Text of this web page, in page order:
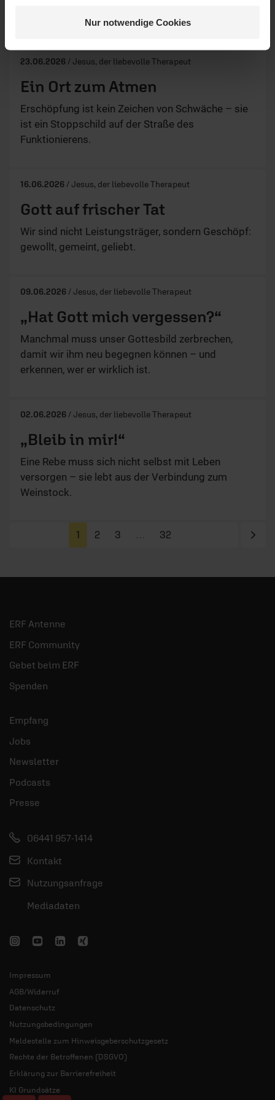
Nur notwendige Cookies
wiederzufinden.
23.06.2026 / Jesus, der liebevolle Therapeut
Ein Ort zum Atmen
Erschöpfung ist kein Zeichen von Schwäche – sie
ist ein Stoppschild auf der Straße des
Funktionierens.
16.06.2026 / Jesus, der liebevolle Therapeut
Gott auf frischer Tat
Wir sind nicht Leistungsträger, sondern Geschöpf:
gewollt, gemeint, geliebt.
09.06.2026 / Jesus, der liebevolle Therapeut
„Hat Gott mich vergessen?“
Manchmal muss unser Gottesbild zerbrechen,
damit wir ihm neu begegnen können – und
erkennen, wer er wirklich ist.
02.06.2026 / Jesus, der liebevolle Therapeut
„Bleib in mir!“
Eine Rebe muss sich nicht selbst mit Leben
versorgen – sie lebt aus der Verbindung zum
Weinstock.
1 2 3 … 32
ERF Antenne
ERF Community
Gebet beim ERF
Spenden
Empfang
Jobs
Newsletter
Podcasts
Presse
06441 957-1414
Kontakt
Nutzungsanfrage
Mediadaten
Impressum
AGB/Widerruf
Datenschutz
Nutzungsbedingungen
Meldestelle zum Hinweisgeberschutzgesetz
Rechte der Betroffenen (DSGVO)
Erklärung zur Barrierefreiheit
KI Grundsätze